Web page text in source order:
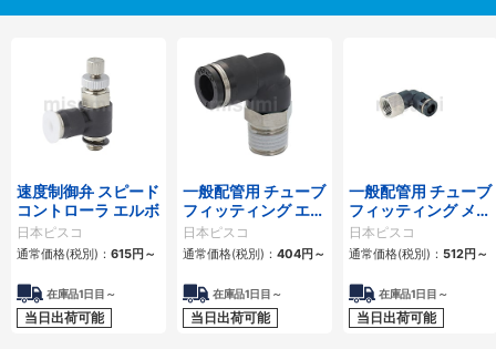
速度制御弁 スピード
コントローラ エルボ
日本ピスコ
通常価格(税別)： 615円 ～
在庫品1日目～
当日出荷可能
一般配管用 チューブ
フィッティング エル
ボ
日本ピスコ
通常価格(税別)： 404円 ～
在庫品1日目～
当日出荷可能
一般配管用 チューブ
フィッティング メス
エルボ
日本ピスコ
通常価格(税別)： 512円 ～
在庫品1日目～
当日出荷可能